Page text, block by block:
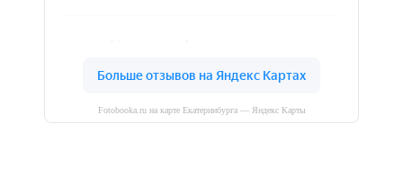
Fotobooka.ru на карте Екатеринбурга — Яндекс Карты